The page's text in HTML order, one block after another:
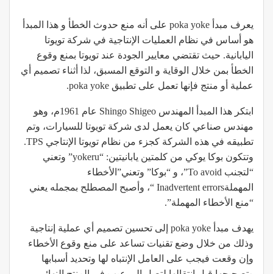
يعرف مبدأ poka yoke على أنه منع حدوث الخطأ و هذا المبدأ
هو أساس في نظام العمليات الإنتاجية في شركة تويوتا
اليابانية. حيث تقتضي معايير الجودة عند تويوتا بمنع وقوع
الخطأ بمن خلال الوقاية و التوقع المسبق، لذا أثناء تصميم أي
عملية أو منتج فإنها تعمل على تطبيق poka yoke.
ابتكر هذا المبدأ المهندس Shingo Shigeo عام 1961م، وهو
مهندس صناعي كان يعمل لدى شركة تويوتا للسيارات، وتم
تطبيقه في هذه الشركة كجزء من نظام تويوتا الإنتاجي TPS.
وتتكون بوكا يوكي من كلمتين يابانيتين: “yokeru” وتعني
“لتجنب To avoid”، و “بوكا” وتعني”الأخطاء
المهملةInadvertent errors “، وأصبح المصطلح بمجمله يعني
“منع الأخطاء المهملة”.
يهدف مبدأ poka yoke إلى تحسين تصميم أي عملية إنتاجية
وذلك من خلال وضع تقنيات تساعد على منع وقوع الأخطاء
وإن وقعت فيجب على العامل الإنتباه لها وتحديد أسبابها